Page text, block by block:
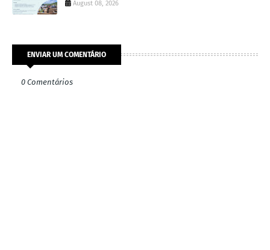
August 08, 2026
ENVIAR UM COMENTÁRIO
0 Comentários